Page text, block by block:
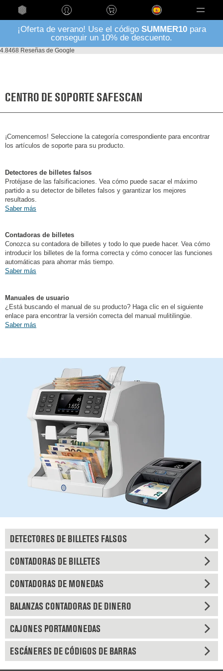
Language
¡Oferta de verano! Use el código SUMMER10para
conseguir un 10% de descuento.
4.8468 Reseñas de Google
CENTRO DE SOPORTE SAFESCAN
¡Comencemos! Seleccione la categoría correspondiente para encontrar
los artículos de soporte para su producto.
Detectores de billetes falsos
Protéjase de las falsificaciones. Vea cómo puede sacar el máximo
partido a su detector de billetes falsos y garantizar los mejores
resultados.
Saber más
Contadoras de billetes
Conozca su contadora de billetes y todo lo que puede hacer. Vea cómo
introducir los billetes de la forma correcta y cómo conocer las funciones
automáticas para ahorrar más tiempo.
Saber más
Manuales de usuario
¿Está buscando el manual de su producto? Haga clic en el siguiente
enlace para encontrar la versión correcta del manual mulitilingüe.
Saber más
DETECTORES DE BILLETES FALSOS
CONTADORAS DE BILLETES
CONTADORAS DE MONEDAS
BALANZAS CONTADORAS DE DINERO
CAJONES PORTAMONEDAS
ESCÁNERES DE CÓDIGOS DE BARRAS